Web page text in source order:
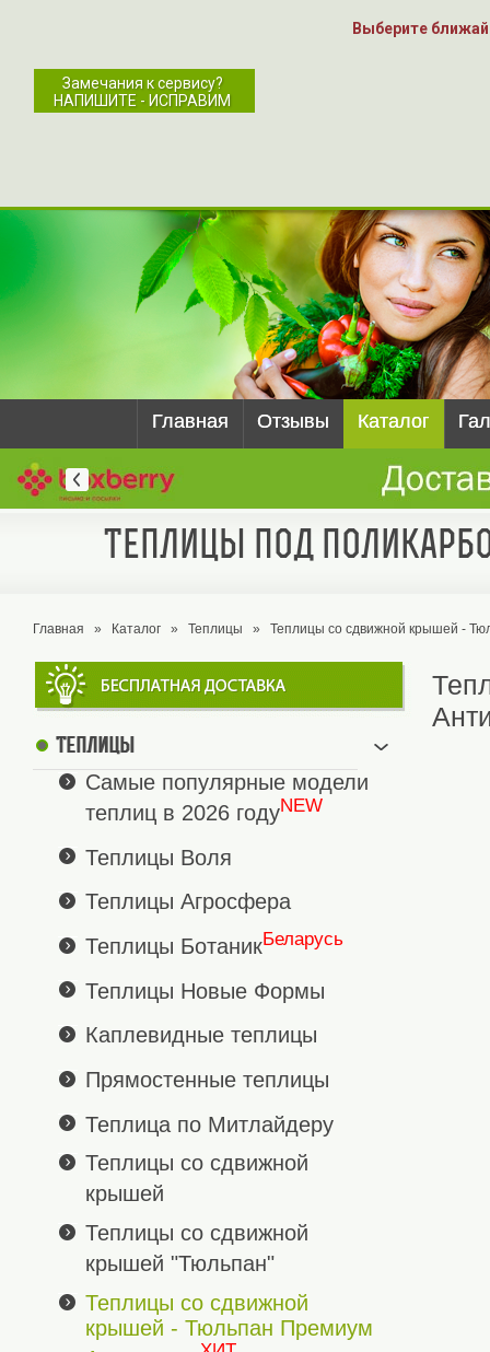
Выберите
Замечания к сервису?
НАПИШИТЕ - ИСПРАВИМ
Главная Отзывы Каталог
Теплицы под
Главная » Каталог » Теплицы » Теплицы со сдвижной крышей -
Теплицы
Самые популярные модели
теплиц в 2026 годуNEW
Теплицы Воля
Теплицы Агросфера
Теплицы БотаникБеларусь
Теплицы Новые Формы
Каплевидные теплицы
Прямостенные теплицы
Теплица по Митлайдеру
Теплицы со сдвижной
крышей
Теплицы со сдвижной
крышей "Тюльпан"
Теплицы со сдвижной
крышей - Тюльпан Премиум